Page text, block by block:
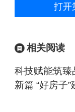
初始造价
体系问题，
建筑减碳“
打开
相关阅读
科技赋能筑臻
新篇 “好房子